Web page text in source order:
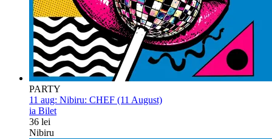
PARTY
11 aug: Nibiru: CHEF (11 August)
ia Bilet
36 lei
Nibiru